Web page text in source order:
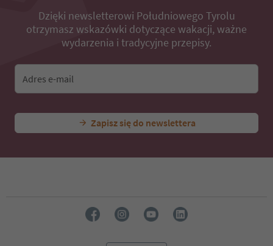
Dzięki newsletterowi Południowego Tyrolu
otrzymasz wskazówki dotyczące wakacji, ważne
wydarzenia i tradycyjne przepisy.
Adres e-mail
Zapisz się do newslettera